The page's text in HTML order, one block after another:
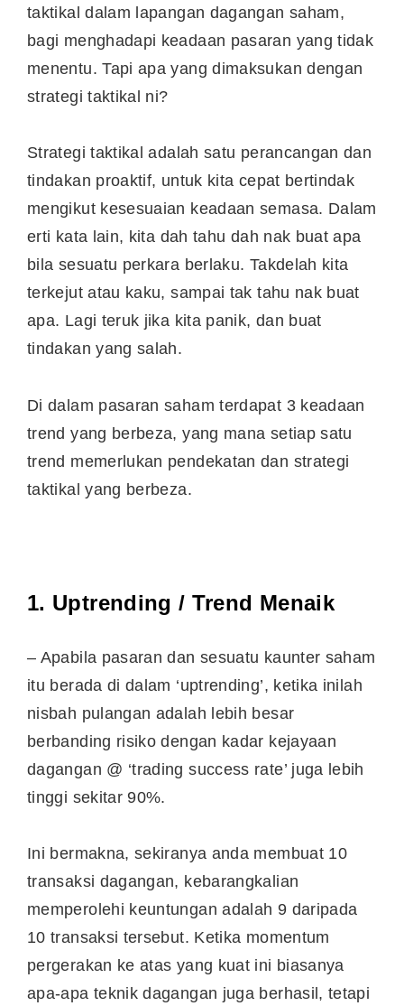
taktikal dalam lapangan dagangan saham,
bagi menghadapi keadaan pasaran yang tidak
menentu. Tapi apa yang dimaksukan dengan
strategi taktikal ni?
Strategi taktikal adalah satu perancangan dan
tindakan proaktif, untuk kita cepat bertindak
mengikut kesesuaian keadaan semasa. Dalam
erti kata lain, kita dah tahu dah nak buat apa
bila sesuatu perkara berlaku. Takdelah kita
terkejut atau kaku, sampai tak tahu nak buat
apa. Lagi teruk jika kita panik, dan buat
tindakan yang salah.
Di dalam pasaran saham terdapat 3 keadaan
trend yang berbeza, yang mana setiap satu
trend memerlukan pendekatan dan strategi
taktikal yang berbeza.
1. Uptrending / Trend Menaik
– Apabila pasaran dan sesuatu kaunter saham
itu berada di dalam ‘uptrending’, ketika inilah
nisbah pulangan adalah lebih besar
berbanding risiko dengan kadar kejayaan
dagangan @ ‘trading success rate’ juga lebih
tinggi sekitar 90%.
Ini bermakna, sekiranya anda membuat 10
transaksi dagangan, kebarangkalian
memperolehi keuntungan adalah 9 daripada
10 transaksi tersebut. Ketika momentum
pergerakan ke atas yang kuat ini biasanya
apa-apa teknik dagangan juga berhasil, tetapi